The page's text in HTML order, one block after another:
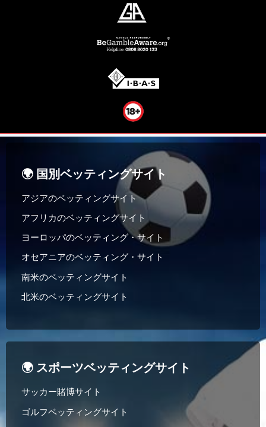
🌍 国別ベッティングサイト
アジアのベッティングサイト
アフリカのベッティングサイト
ヨーロッパのベッティング・サイト
オセアニアのベッティング・サイト
南米のベッティングサイト
北米のベッティングサイト
🌍 スポーツベッティングサイト
サッカー賭博サイト
ゴルフベッティングサイト